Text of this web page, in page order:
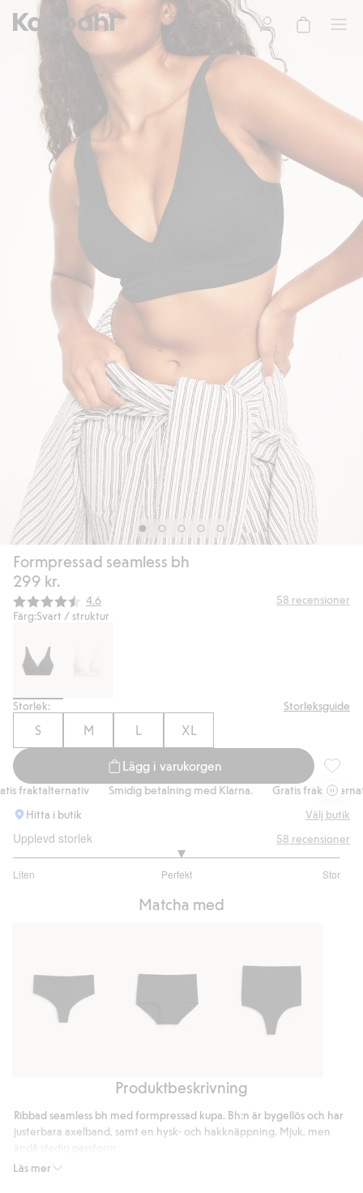
Formpressad seamless bh
299 kr.
Snittbetyg:
4.6 58 recensioner
Färg:Svart / struktur
Storlek: Storleksguide
S M L XL
Lägg i varukorgen
fraktalternativ Smidig betalning med Klarna.
Gratis fraktalternativ
Hitta i butik
Välj butik
Upplevd storlek
Liten Perfekt Stor
utav
58 recensioner
Matcha med
micro
Histertrosa
micro
Stringtrosa
shape
Produktbeskrivning
Läs mer
Ribbad seamless bh med formpressad kupa. Bh:n är bygellös och har
justerbara axelband, samt en hysk- och hakknäppning. Mjuk, men
Täckningsgrad: Medium